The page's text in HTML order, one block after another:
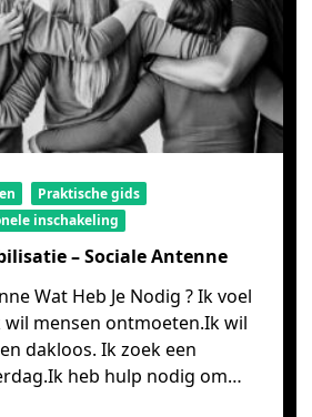
Praktische gids
inschakeling
– Sociale Antenne
Wat Heb Je Nodig ? Ik voel
wil mensen ontmoeten.Ik wil
dakloos. Ik zoek een
heb hulp nodig om…